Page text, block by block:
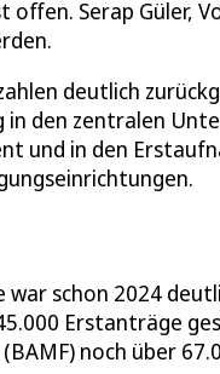
Serap Güler,
deutlich
den zentralen
und in den
schon 2024
Erstanträge
noch über